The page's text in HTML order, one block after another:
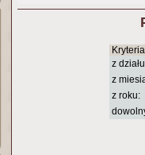
z
z
z roku: